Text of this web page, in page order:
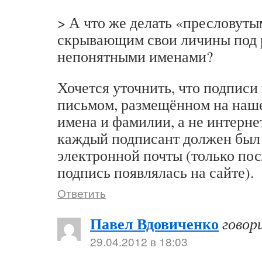
> А что же делать
скрывающим свои личины под
непонятными именами?
Хочется уточнить, что
письмом, размещённом на
имена и фамилии, а не
каждый подписант должен был
электронной почты (только
подпись появлялась на сайте).
Ответить
Павел Вдовиченко
29.04.2012 в 18:03